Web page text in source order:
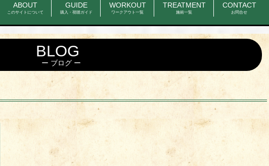
ABOUT
このサイトについて
GUIDE
購入・視聴ガイド
WORKOUT
ワークアウト一覧
TREATMENT
施術一覧
CONTACT
お問合せ
BLOG
ブログ